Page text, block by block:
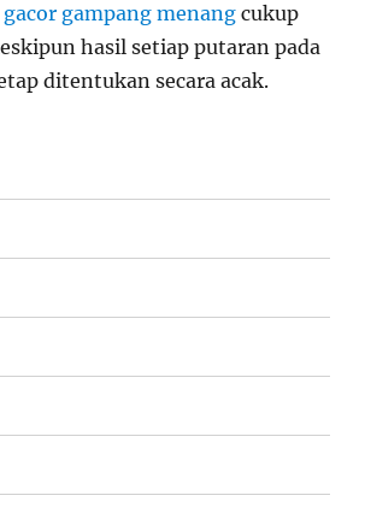
gampang menang cukup
hasil setiap putaran pada
ditentukan secara acak.